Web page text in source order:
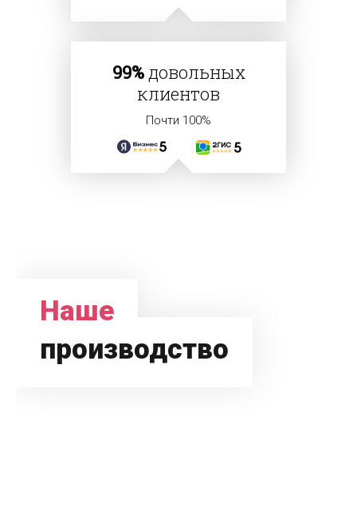
99%довольных
клиентов
Почти 100%
Наше
производство